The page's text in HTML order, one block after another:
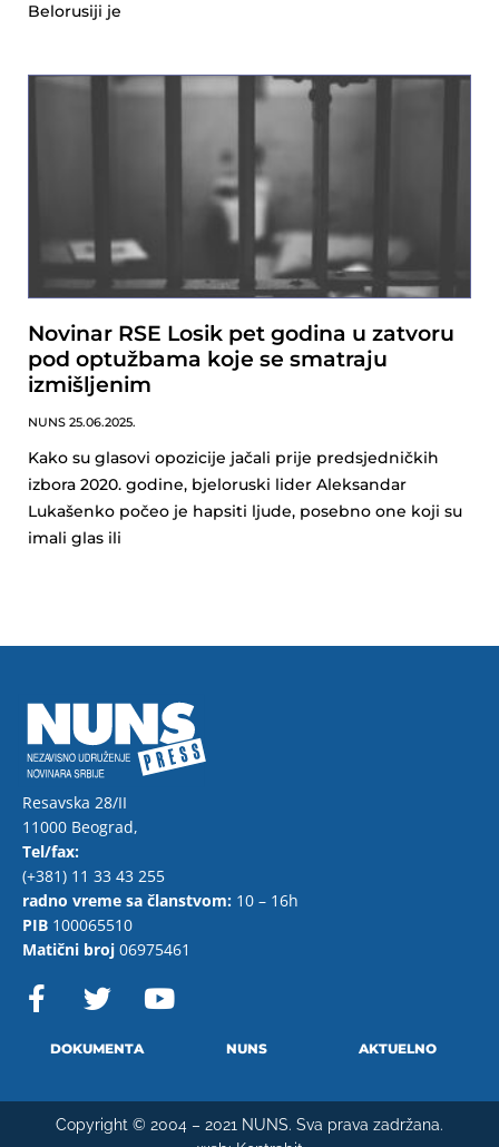
Belorusiji je
Novinar RSE Losik pet godina u zatvoru
pod optužbama koje se smatraju
izmišljenim
NUNS 25.06.2025.
Kako su glasovi opozicije jačali prije predsjedničkih
izbora 2020. godine, bjeloruski lider Aleksandar
Lukašenko počeo je hapsiti ljude, posebno one koji su
imali glas ili
Resavska 28/II
11000 Beograd,
Tel/fax:
(+381) 11 33 43 255
radno vreme sa članstvom: 10 – 16h
PIB 100065510
Matični broj 06975461
F
a
o
w
t
e
o
b
DOKUMENTA NUNS AKTUELNO
Copyright © 2004 – 2021 NUNS. Sva prava zadržana.